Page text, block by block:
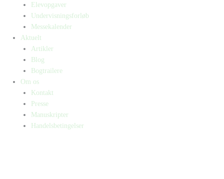
Elevopgaver
Undervisningsforløb
Messekalender
Aktuelt
Artikler
Blog
Bogtrailere
Om os
Kontakt
Presse
Manuskripter
Handelsbetingelser